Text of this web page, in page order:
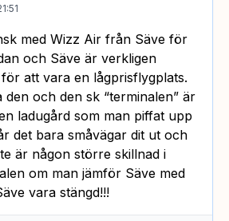
med Wizz Air från Säve för
och Säve är verkligen
att vara en lågprisflygplats.
den och den sk “terminalen” är
ladugård som man piffat upp
det bara småvägar dit ut och
är någon större skillnad i
om man jämför Säve med
vara stängd!!!